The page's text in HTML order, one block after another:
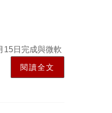
15日完成與微軟
閱讀全文